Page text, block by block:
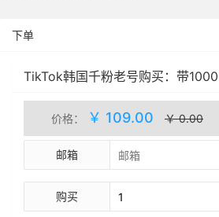
下单
TikTok韩国千粉老号购买：带
品，自带初始活跃权重，包首登
价格： ￥ 109.00 ￥ 0.00
邮箱
购买